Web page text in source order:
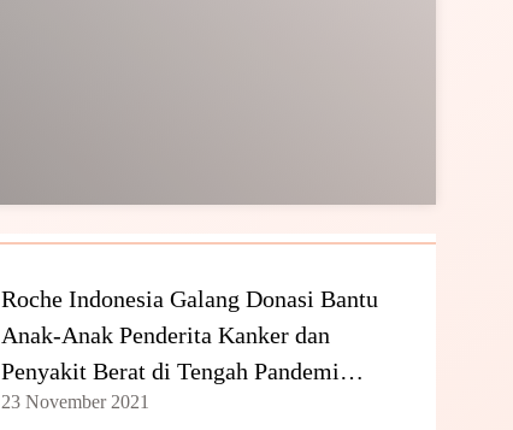
Roche Indonesia Galang Donasi Bantu
Anak-Anak Penderita Kanker dan
Penyakit Berat di Tengah Pandemi
Covid-19
23 November 2021